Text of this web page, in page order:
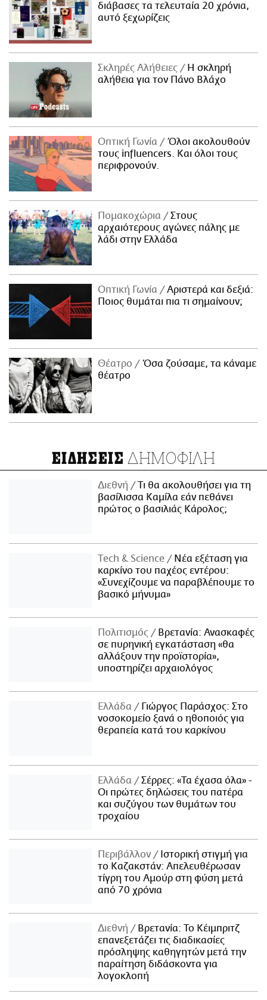
διάβασες τα τελευταία 20 χρόνια,
αυτό ξεχωρίζεις
Σκληρές Αλήθειες
H σκληρή
αλήθεια για τον Πάνο Βλάχο
Οπτική Γωνία
Όλοι ακολουθούν
τους influencers. Και όλοι τους
περιφρονούν.
Πομακοχώρια
Στους
αρχαιότερους αγώνες πάλης με
λάδι στην Ελλάδα
Οπτική Γωνία
Αριστερά και δεξιά:
Ποιος θυμάται πια τι σημαίνουν;
Θέατρο
Όσα ζούσαμε, τα κάναμε
θέατρο
ΕΙΔΗΣΕΙΣ ΔΗΜΟΦΙΛΗ
Διεθνή
Τι θα ακολουθήσει για τη
βασίλισσα Καμίλα εάν πεθάνει
πρώτος ο βασιλιάς Κάρολος;
Τech & Science
Νέα εξέταση για
καρκίνο του παχέος εντέρου:
«Συνεχίζουμε να παραβλέπουμε το
βασικό μήνυμα»
Πολιτισμός
Βρετανία: Ανασκαφές
σε πυρηνική εγκατάσταση «θα
αλλάξουν την προϊστορία»,
υποστηρίζει αρχαιολόγος
Ελλάδα
Γιώργος Παράσχος: Στο
νοσοκομείο ξανά ο ηθοποιός για
θεραπεία κατά του καρκίνου
Ελλάδα
Σέρρες: «Τα έχασα όλα» -
Οι πρώτες δηλώσεις του πατέρα
και συζύγου των θυμάτων του
τροχαίου
Περιβάλλον
Ιστορική στιγμή για
το Καζακστάν: Απελευθέρωσαν
τίγρη του Αμούρ στη φύση μετά
από 70 χρόνια
Διεθνή
Βρετανία: Το Κέιμπριτζ
επανεξετάζει τις διαδικασίες
πρόσληψης καθηγητών μετά την
παραίτηση διδάσκοντα για
λογοκλοπή